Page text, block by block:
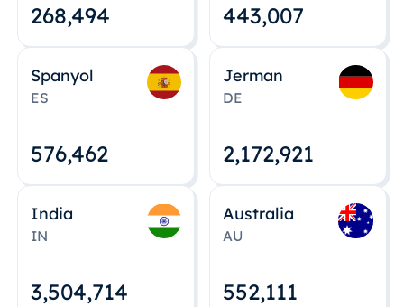
268,495 443,008
Spanyol
ES
576,463
Jerman
DE
2,172,922
India
IN
3,504,715
Australia
AU
552,112